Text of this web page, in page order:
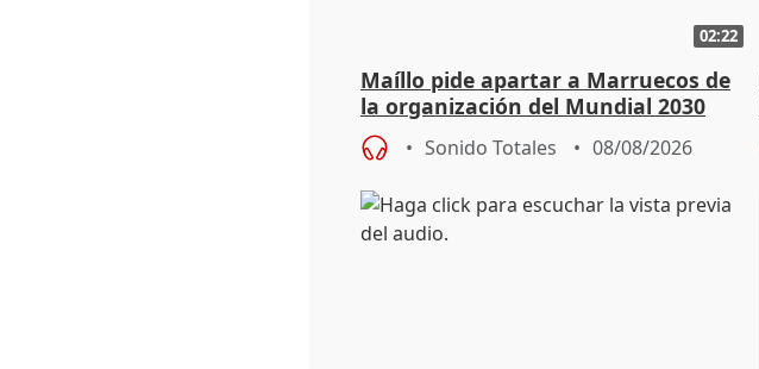
02:22
Maíllo pide apartar a Marruecos de
la organización del Mundial 2030
Sonido Totales 08/08/2026